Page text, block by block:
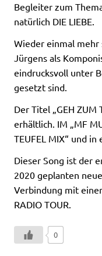
Begleiter zum
natürlich DIE LIEBE.
Wieder einmal mehr
Jürgens als
eindrucksvoll unter
gesetzt sind.
Der Titel „GEH ZUM
erhältlich. IM „MF
TEUFEL MIX“ und
Dieser Song ist der
2020 geplanten
Verbindung mit einer
RADIO TOUR.
0